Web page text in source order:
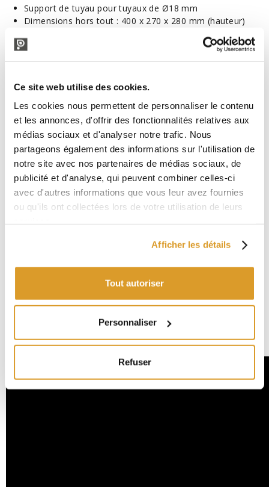
Ce site web utilise des cookies.
Les cookies nous permettent de personnaliser le contenu
et les annonces, d'offrir des fonctionnalités relatives aux
médias sociaux et d'analyser notre trafic. Nous
partageons également des informations sur l'utilisation de
notre site avec nos partenaires de médias sociaux, de
publicité et d'analyse, qui peuvent combiner celles-ci
avec d'autres informations que vous leur avez fournies
ou qu'ils ont collectées lors de votre utilisation de leurs
Afficher les détails
Tout autoriser
Personnaliser
Refuser
Support de tuyau pour tuyaux de Ø18 mm
Dimensions hors tout : 400 x 270 x 280 mm (hauteur)
AVERTISSEMENT : les images d’illustration sont fournies à
titre indicatif uniquement.
À utiliser avec :
Tube en cristal non toxique Ø19 (5 m)
Tuyau d'huile Ø20 (1 m)
Tube Spid Ø19 (1 m)
Tube en acier Ø18 (1 m)
Cartes de filtre :
Le paquet comprend : 1 paquet de 6 boîtes V4 avec couche
filtrante grossière et 1 paquet de 6 boîtes V16 avec couche
filtrante éclaircissante.
Les papiers filtres utilisables sont de la taille suivante :20x20
CKP V0 : agent dégrossissant lavable
CKP V12 : agent blanchissant moyen
CKP V16 : produit de rinçage
CKP V20 : stérilisateur
CKP V24 : super stérilisant